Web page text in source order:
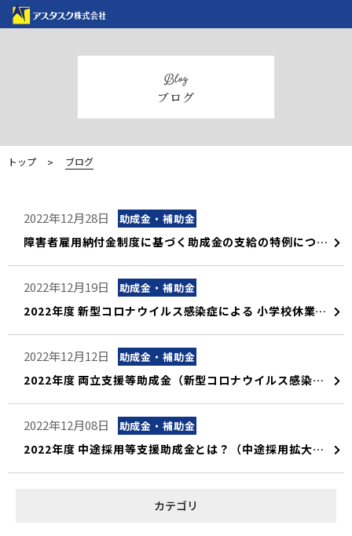
blog
ブログ
トップ ブログ
2022年12月28日 助成金・補助金
障害者雇用納付金制度に基づく助成金の支給の特例について
2022年12月19日 助成金・補助金
2022年度 新型コロナウイルス感染症による 小学校休業等対応助成金について
2022年12月12日 助成金・補助金
2022年度 両立支援等助成金（新型コロナウイルス感染症に関する 母性健康管理措置による休暇制度導入助成金について）
2022年12月08日 助成金・補助金
2022年度 中途採用等支援助成金とは？（中途採用拡大コースについて）
カテゴリ